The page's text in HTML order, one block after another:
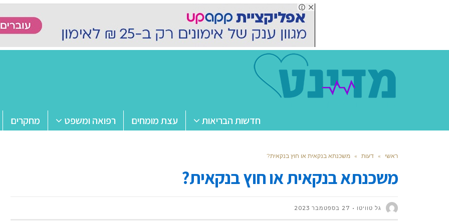
חדשות הבריאות עצת מומחים רפואה ומשפט מחקרים
ראשי » דעות » משכנתא בנקאית או חוץ בנקאית?
משכנתא בנקאית או חוץ בנקאית?
גל טוויטו 27 בספטמבר 2023